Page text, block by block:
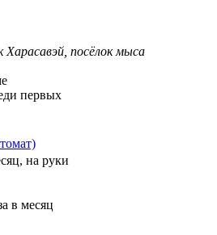
Харасавэй, посёлок мыса
первых
на руки
в месяц